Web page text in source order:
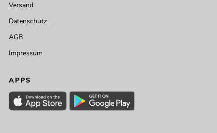
Versand
Datenschutz
AGB
Impressum
APPS